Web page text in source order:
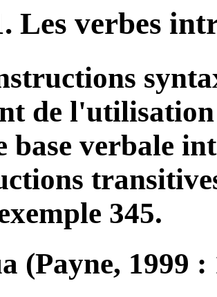
Les verbes
de
base verbale
345.
(Payne, 1999 :